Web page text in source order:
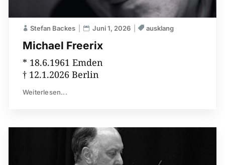
Michael Freerix
Stefan Backes Juni 1, 2026 ausklang
* 18.6.1961 Emden
† 12.1.2026 Berlin
Weiterlesen...